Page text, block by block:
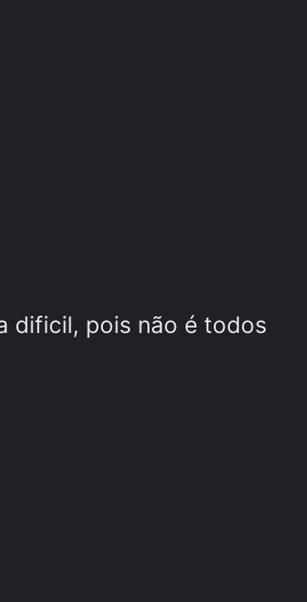
dificil, pois não é todos